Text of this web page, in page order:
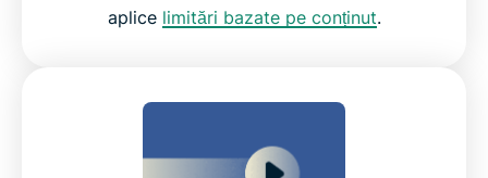
aplice limitări bazate pe conținut.